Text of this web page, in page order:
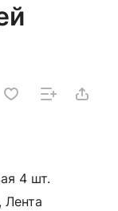
4 шт.
Лента